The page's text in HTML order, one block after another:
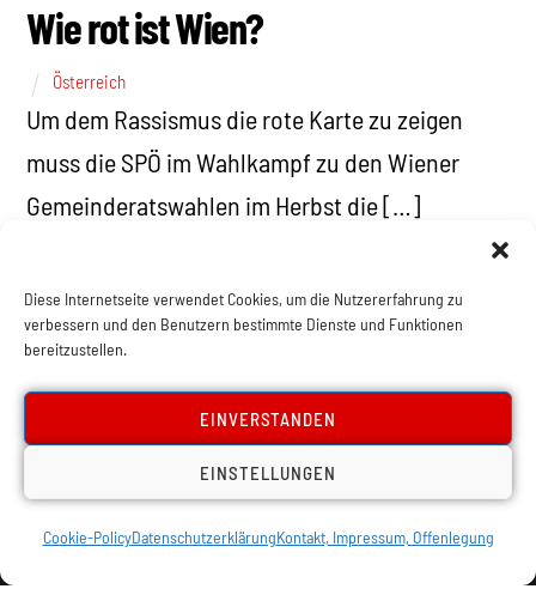
Diese Internetseite verwendet Cookies, um die Nutzererfahrung zu
verbessern und den Benutzern bestimmte Dienste und Funktionen
bereitzustellen.
EINVERSTANDEN
EINSTELLUNGEN
Cookie-PolicyDatenschutzerklärungKontakt, Impressum, Offenlegung
Wie rot ist Wien?
Österreich
Um dem Rassismus die rote Karte zu zeigen
muss die SPÖ im Wahlkampf zu den Wiener
Gemeinderatswahlen im Herbst die […]
1 2 3